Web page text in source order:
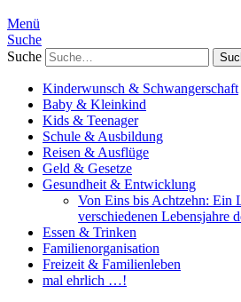
Menü
Suche
Suche
Kinderwunsch & Schwangerschaft
Baby & Kleinkind
Kids & Teenager
Schule & Ausbildung
Reisen & Ausflüge
Geld & Gesetze
Gesundheit & Entwicklung
Von Eins bis Achtzehn: Ein
verschiedenen Lebensjahre
Essen & Trinken
Familienorganisation
Freizeit & Familienleben
mal ehrlich …!